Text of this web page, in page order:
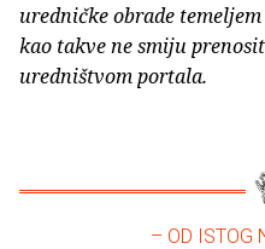
uredničke obrade
kao takve ne smiju
uredništvom portala.
– OD ISTOG